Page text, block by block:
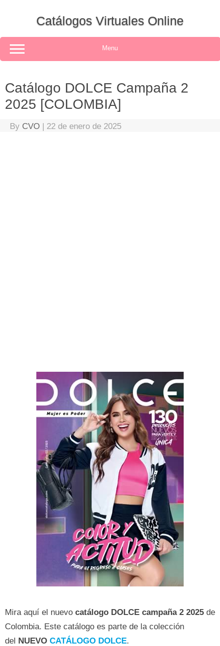
Catálogos Virtuales Online
Menu
Catálogo DOLCE Campaña 2
2025 [COLOMBIA]
By CVO | 22 de enero de 2025
Mira aquí el nuevo catálogo DOLCE campaña 2 2025 de
Colombia. Este catálogo es parte de la colección
del NUEVO CATÁLOGO DOLCE.